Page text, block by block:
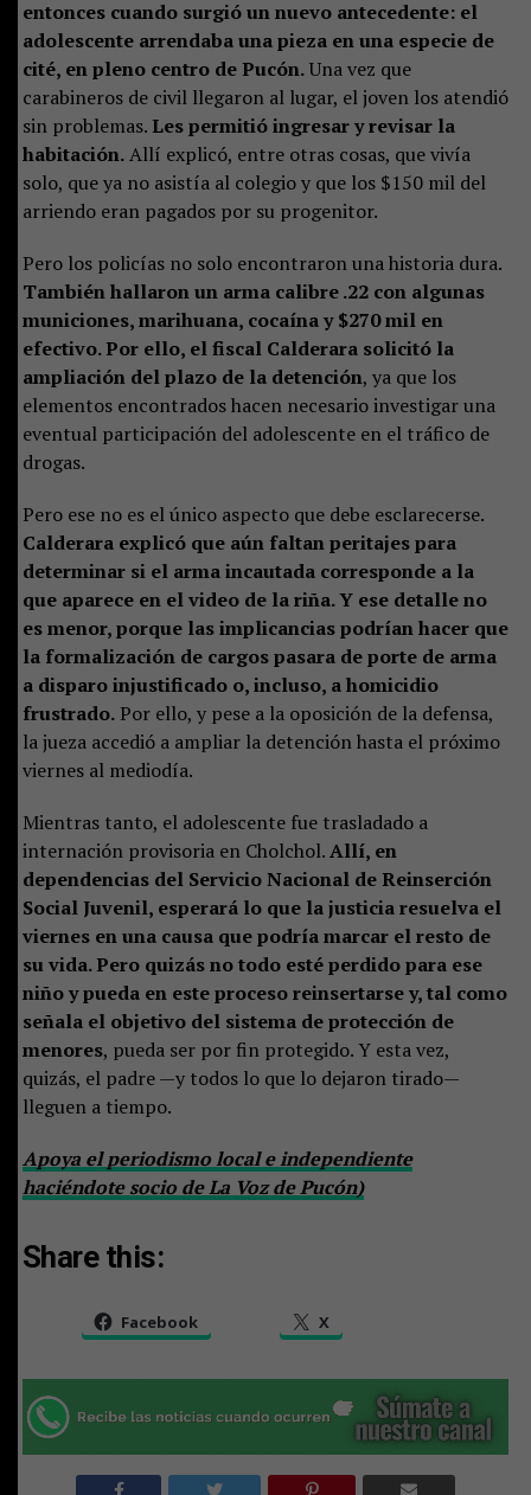
entonces cuando surgió un nuevo antecedente: el
adolescente arrendaba una pieza en una especie de
cité, en pleno centro de Pucón.Una vez que
carabineros de civil llegaron al lugar, el joven los atendió
sin problemas. Les permitió ingresar y revisar la
habitación.Allí explicó, entre otras cosas, que vivía
solo, que ya no asistía al colegio y que los $150 mil del
arriendo eran pagados por su progenitor.
Pero los policías no solo encontraron una historia dura.
También hallaron un arma calibre .22 con algunas
municiones, marihuana, cocaína y $270 mil en
efectivo. Por ello, el fiscal Calderara solicitó la
ampliación del plazo de la detención, ya que los
elementos encontrados hacen necesario investigar una
eventual participación del adolescente en el tráfico de
drogas.
Pero ese no es el único aspecto que debe esclarecerse.
Calderara explicó que aún faltan peritajes para
determinar si el arma incautada corresponde a la
que aparece en el video de la riña. Y ese detalle no
es menor, porque las implicancias podrían hacer que
la formalización de cargos pasara de porte de arma
a disparo injustificado o, incluso, a homicidio
frustrado.Por ello, y pese a la oposición de la defensa,
la jueza accedió a ampliar la detención hasta el próximo
viernes al mediodía.
Mientras tanto, el adolescente fue trasladado a
internación provisoria en Cholchol.Allí, en
dependencias del Servicio Nacional de Reinserción
Social Juvenil, esperará lo que la justicia resuelva el
viernes en una causa que podría marcar el resto de
su vida. Pero quizás no todo esté perdido para ese
niño y pueda en este proceso reinsertarse y, tal como
señala el objetivo del sistema de protección de
menores, pueda ser por fin protegido. Y esta vez,
quizás, el padre —y todos lo que lo dejaron tirado—
lleguen a tiempo.
Apoya el periodismo local e independiente
haciéndote socio de La Voz de Pucón)
Share this:
Facebook X